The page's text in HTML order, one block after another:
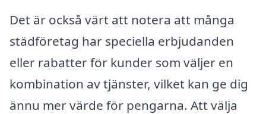
Det är också värt att notera att många
städföretag har speciella erbjudanden
eller rabatter för kunder som väljer en
kombination av tjänster, vilket kan ge dig
ännu mer värde för pengarna. Att välja